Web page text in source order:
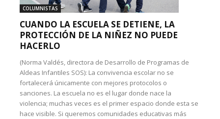
COLUMNISTAS
CUANDO LA ESCUELA SE DETIENE, LA
PROTECCIÓN DE LA NIÑEZ NO PUEDE
HACERLO
(Norma Valdés, directora de Desarrollo de Programas de
Aldeas Infantiles SOS): La convivencia escolar no se
fortalecerá únicamente con mejores protocolos o
sanciones. La escuela no es el lugar donde nace la
violencia; muchas veces es el primer espacio donde esta se
hace visible. Si queremos comunidades educativas más